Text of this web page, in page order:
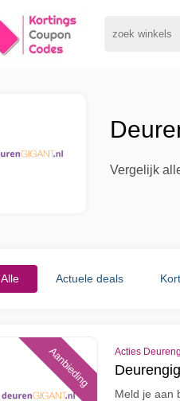
Vergelijk
Alle Actuele deals
Aanbieding Acties
Meld je aan